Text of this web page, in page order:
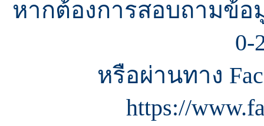
หากต้องการสอบถามข้อ
0-
หรือผ่านทาง
https://